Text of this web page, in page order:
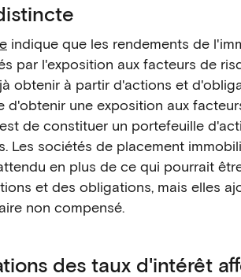
indique que les rendements de
par l'exposition aux facteurs de
obtenir à partir d'actions et
d'obtenir une exposition aux
de constituer un portefeuille
Les sociétés de placement
en plus de ce qui pourrait
et des obligations, mais elles
non compensé.
des taux d'intérêt